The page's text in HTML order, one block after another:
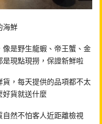
海鮮
是野生龍蝦、帝王蟹、金
現點現撈，保證新鮮啦
，每天提供的品項都不太
好貨就送什麼
然不怕客人近距離檢視